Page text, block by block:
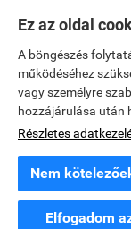
Ez az oldal
A böngészés
működéséhez
vagy személyre
hozzájárulása után
Részletes
Nem
Elfogadom